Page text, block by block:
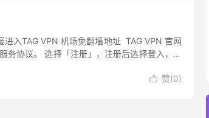
入TAG VPN 机场免翻墙地址 TAG VPN 官网
务协议。 选择「注册」，注册后选择登入，根
 赞(0)